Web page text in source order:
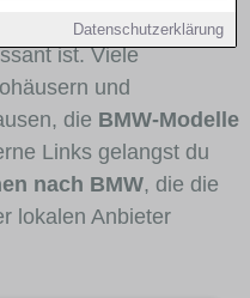
Datenschutzerklärung
sind und für welche
ist. Viele
und
die BMW-Modelle
Links gelangst du
nach BMW, die die
lokalen Anbieter